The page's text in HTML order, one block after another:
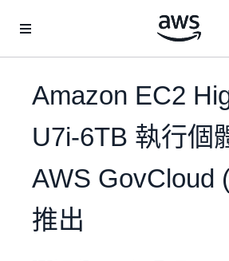
Amazon EC2
U7i-6TB 執行個
AWS GovCloud
推出